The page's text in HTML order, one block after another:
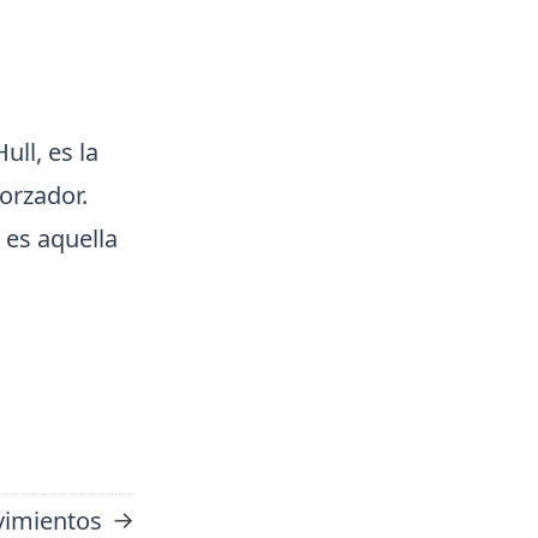
es la
aquella
→